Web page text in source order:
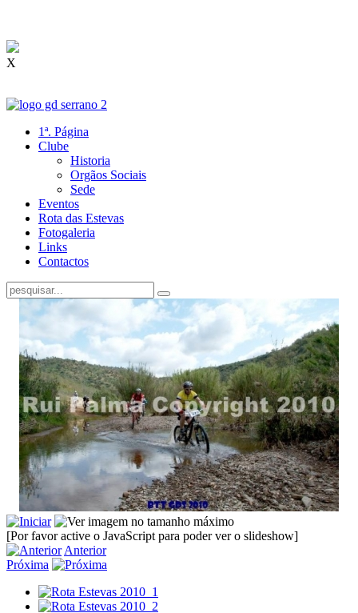
X
1ª. Página
Clube
Historia
Orgãos Sociais
Sede
Eventos
Rota das Estevas
Fotogaleria
Links
Contactos
[Por favor active o JavaScript para poder ver o slideshow]
Anterior
Próxima